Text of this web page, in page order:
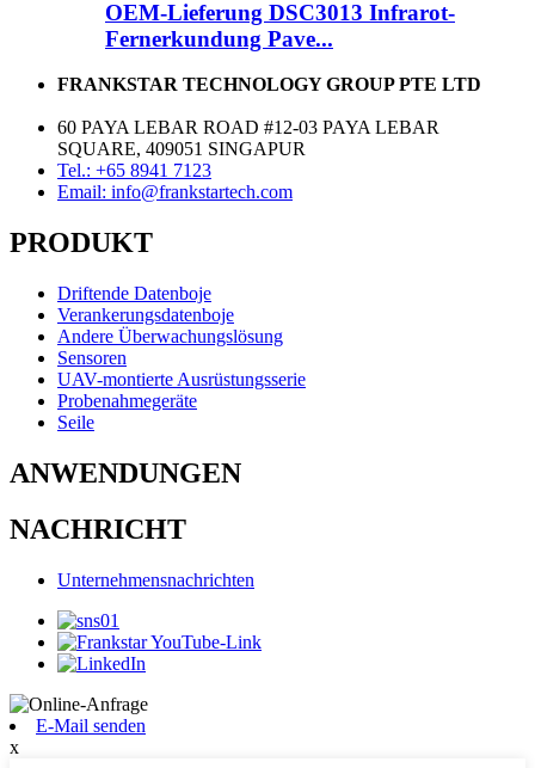
OEM-Lieferung DSC3013 Infrarot-
Fernerkundung Pave...
FRANKSTAR TECHNOLOGY GROUP PTE LTD
60 PAYA LEBAR ROAD #12-03 PAYA LEBAR
SQUARE, 409051 SINGAPUR
Tel.: +65 8941 7123
Email: info@frankstartech.com
PRODUKT
Driftende Datenboje
Verankerungsdatenboje
Andere Überwachungslösung
Sensoren
UAV-montierte Ausrüstungsserie
Probenahmegeräte
Seile
ANWENDUNGEN
NACHRICHT
Unternehmensnachrichten
E-Mail senden
x